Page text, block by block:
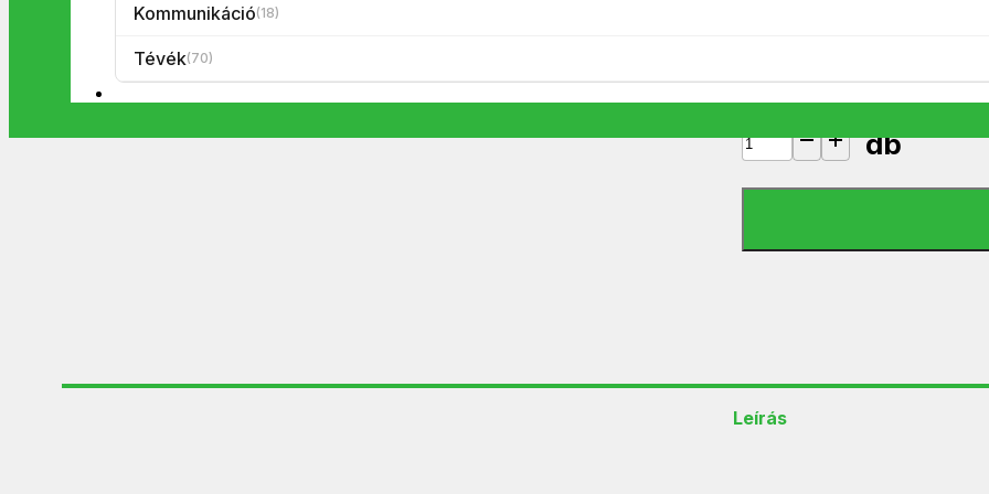
Kommunikáció(18)
Tévék(70)
HG MS 10 Mini sütő mennyiség
db
Leírás